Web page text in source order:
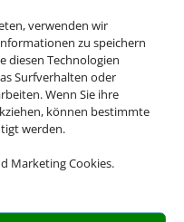
verwenden wir
zu speichern
diesen Technologien
Surfverhalten oder
Wenn Sie ihre
können bestimmte
werden.
Marketing Cookies.
|AGB|